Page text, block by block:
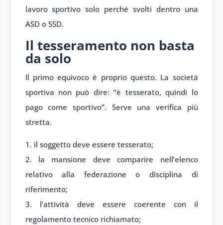
lavoro sportivo solo perché svolti dentro una
ASD o SSD.
Il tesseramento non basta
da solo
Il primo equivoco è proprio questo. La società
sportiva non può dire: “è tesserato, quindi lo
pago come sportivo”. Serve una verifica più
stretta.
il soggetto deve essere tesserato;
la mansione deve comparire nell’elenco
relativo alla federazione o disciplina di
riferimento;
l’attività deve essere coerente con il
regolamento tecnico richiamato;